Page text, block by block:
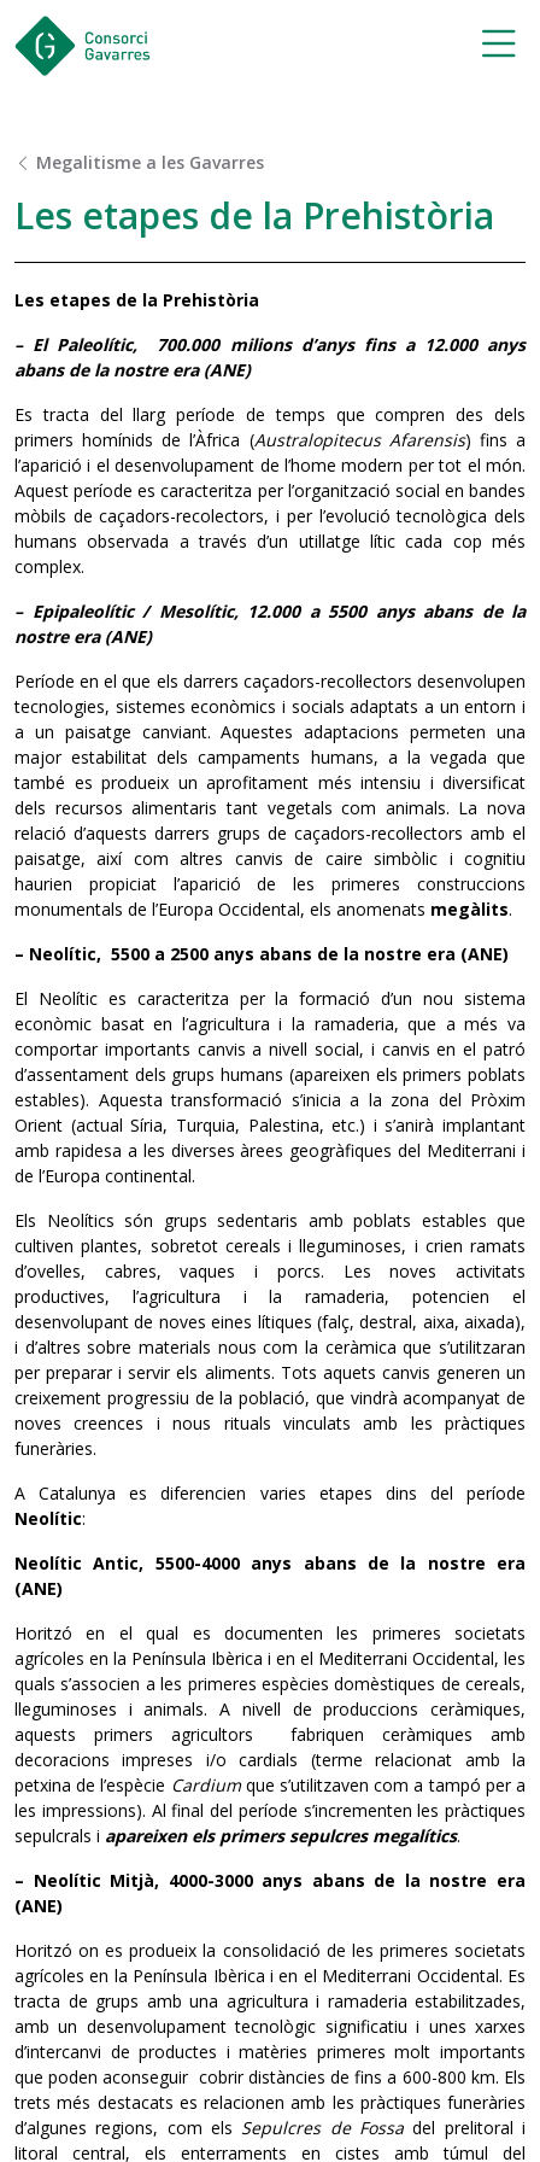
Megalitisme a les Gavarres
Les etapes de la Prehistòria
Les etapes de la Prehistòria
– El Paleolític, 700.000 milions d’anys fins a 12.000 anys
abans de la nostre era (ANE)
Es tracta del llarg període de temps que compren des dels
primers homínids de l’Àfrica (Australopitecus Afarensis) fins a
l’aparició i el desenvolupament de l’home modern per tot el món.
Aquest període es caracteritza per l’organització social en bandes
mòbils de caçadors-recolectors, i per l’evolució tecnològica dels
humans observada a través d’un utillatge lític cada cop més
complex.
– Epipaleolític / Mesolític, 12.000 a 5500 anys abans de la
nostre era (ANE)
Període en el que els darrers caçadors-recol·lectors desenvolupen
tecnologies, sistemes econòmics i socials adaptats a un entorn i
a un paisatge canviant. Aquestes adaptacions permeten una
major estabilitat dels campaments humans, a la vegada que
també es produeix un aprofitament més intensiu i diversificat
dels recursos alimentaris tant vegetals com animals. La nova
relació d’aquests darrers grups de caçadors-recol·lectors amb el
paisatge, així com altres canvis de caire simbòlic i cognitiu
haurien propiciat l’aparició de les primeres construccions
monumentals de l’Europa Occidental, els anomenats megàlits.
– Neolític, 5500 a 2500 anys abans de la nostre era (ANE)
El Neolític es caracteritza per la formació d’un nou sistema
econòmic basat en l’agricultura i la ramaderia, que a més va
comportar importants canvis a nivell social, i canvis en el patró
d’assentament dels grups humans (apareixen els primers poblats
estables). Aquesta transformació s’inicia a la zona del Pròxim
Orient (actual Síria, Turquia, Palestina, etc.) i s’anirà implantant
amb rapidesa a les diverses àrees geogràfiques del Mediterrani i
de l’Europa continental.
Els Neolítics són grups sedentaris amb poblats estables que
cultiven plantes, sobretot cereals i lleguminoses, i crien ramats
d’ovelles, cabres, vaques i porcs. Les noves activitats
productives, l’agricultura i la ramaderia, potencien el
desenvolupant de noves eines lítiques (falç, destral, aixa, aixada),
i d’altres sobre materials nous com la ceràmica que s’utilitzaran
per preparar i servir els aliments. Tots aquets canvis generen un
creixement progressiu de la població, que vindrà acompanyat de
noves creences i nous rituals vinculats amb les pràctiques
funeràries.
A Catalunya es diferencien varies etapes dins del període
Neolític:
Neolític Antic, 5500-4000 anys abans de la nostre era
(ANE)
Horitzó en el qual es documenten les primeres societats
agrícoles en la Península Ibèrica i en el Mediterrani Occidental, les
quals s’associen a les primeres espècies domèstiques de cereals,
lleguminoses i animals. A nivell de produccions ceràmiques,
aquests primers agricultors fabriquen ceràmiques amb
decoracions impreses i/o cardials (terme relacionat amb la
petxina de l’espècie Cardiumque s’utilitzaven com a tampó per a
les impressions). Al final del període s’incrementen les pràctiques
sepulcrals i apareixen els primers sepulcres megalítics.
– Neolític Mitjà, 4000-3000 anys abans de la nostre era
(ANE)
Horitzó on es produeix la consolidació de les primeres societats
agrícoles en la Península Ibèrica i en el Mediterrani Occidental. Es
tracta de grups amb una agricultura i ramaderia estabilitzades,
amb un desenvolupament tecnològic significatiu i unes xarxes
d’intercanvi de productes i matèries primeres molt importants
que poden aconseguir cobrir distàncies de fins a 600-800 km. Els
trets més destacats es relacionen amb les pràctiques funeràries
d’algunes regions, com els Sepulcres de Fossa del prelitoral i
litoral central, els enterraments en cistes amb túmul del